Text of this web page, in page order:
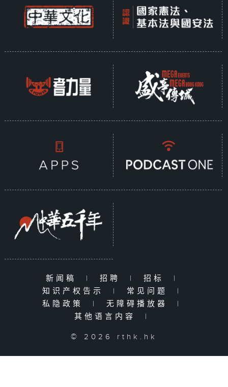
新闻稿 | 招聘 | 招标
|
知识产权告示
| 常见问题
|
私隐政策
| 无障碍播放器
|
其他语言内容
|
© 2026 rthk.hk